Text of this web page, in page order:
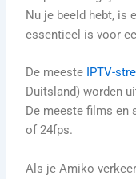
Nu je beeld hebt, is
essentieel is voor
De meeste IPTV-
Duitsland) worden
De meeste films
of 24fps.
Als je Amiko